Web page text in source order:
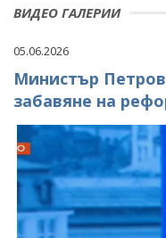
НОВИНИ
ПРЕДСТОЯЩИ
ЗА ОБЩЕСТВЕНО
ПРОЕКТИ ЗА
ЗАВЪРШИЛИ
ОБСЪЖДАНЕ
ПАРЛАМЕНТАРЕН
ФОТОГАЛЕРИЯ
ВИДЕОГАЛЕРИЯ
ВИДЕО ГАЛЕРИИ
05.06.2026
Министър
забавяне на